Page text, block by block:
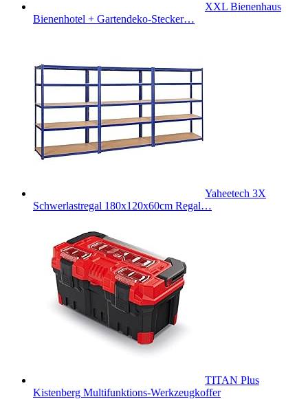
XXL Bienenhaus
Bienenhotel + Gartendeko-Stecker…
Yaheetech 3X
Schwerlastregal 180x120x60cm Regal…
TITAN Plus
Kistenberg Multifunktions-Werkzeugkoffer